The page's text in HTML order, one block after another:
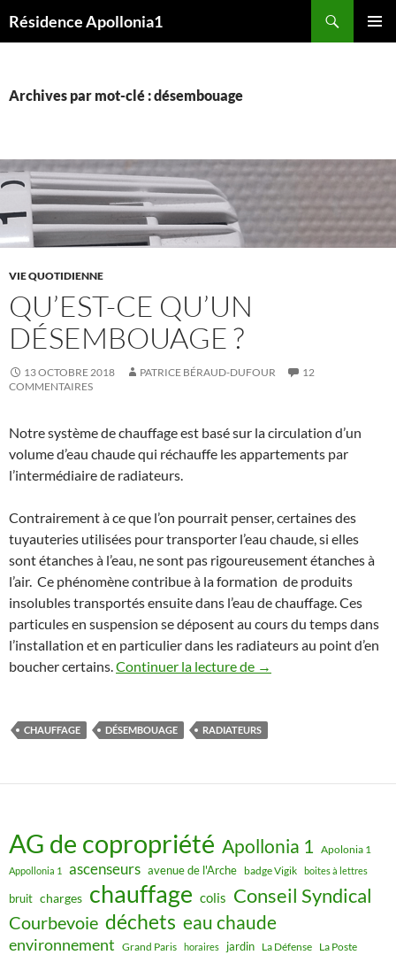
auRésidence Apollonia1
Archives par mot-clé : désembouage
VIE QUOTIDIENNE
QU’EST-CE QU’UN
DÉSEMBOUAGE ?
13 OCTOBRE 2018 PATRICE BÉRAUD-DUFOUR
12
COMMENTAIRES
Notre système de chauffage est basé sur la circulation d’un
volume d’eau chaude qui réchauffe les appartements par
l’intermédiaire de radiateurs.
Contrairement à ce que l’on pourrait penser, certaines des
tuyauteries utilisées pour transporter l’eau chaude, si elles
sont étanches à l’eau, ne sont pas rigoureusement étanches à
l’air. Ce phénomène contribue à la formation de produits
insolubles transportés ensuite dans l’eau de chauffage. Ces
particules en suspension se déposent au cours du temps dans
l’installation et en particulier dans les radiateurs au point d’en
boucher certains.Continuer la lecture de Qu’est-ce qu’un
→
CHAUFFAGE DÉSEMBOUAGE RADIATEURS
AG de copropriété Apollonia 1 Apolonia 1
Appollonia 1 ascenseurs avenue de l'Arche badge Vigik boites à lettres
bruit charges chauffage colis Conseil Syndical
Courbevoie déchets eau chaude
environnement Grand Paris horaires jardin La Défense La Poste